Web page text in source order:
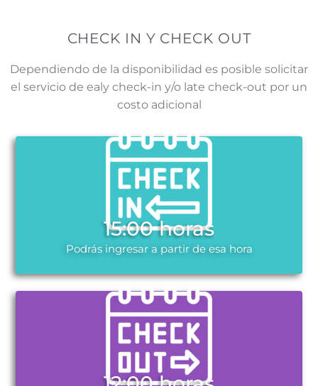
CHECK IN Y CHECK OUT
Dependiendo de la disponibilidad es posible solicitar
el servicio de ealy check-in y/o late check-out por un
costo adicional
15:00 horas
Podrás ingresar a partir de esa hora